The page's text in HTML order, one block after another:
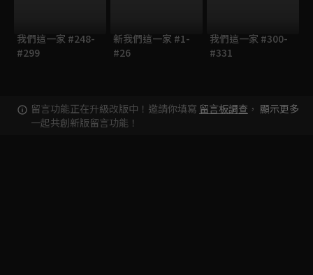
我們這一家 #248-
#299
新我們這一家 #1-
#26
我們這一家 #300-
#331
留言功能正在升級改版中！邀請你填寫 留言板調查 ，
一起共創新版留言功能！
顯示更多